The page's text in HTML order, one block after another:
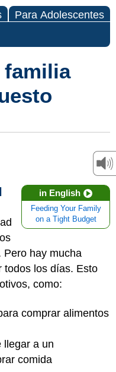
Para Adolescentes
familia
in English
Feeding Your Family
on a Tight Budget
Pero hay mucha
todos los días. Esto
como:
comprar alimentos
llegar a un
comida